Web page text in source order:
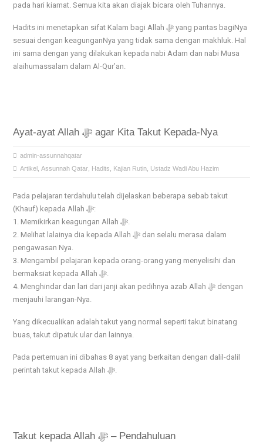
pada hari kiamat. Semua kita akan diajak bicara oleh Tuhannya.
Hadits ini menetapkan sifat Kalam bagi Allah ﷻ yang pantas bagiNya
sesuai dengan keagunganNya yang tidak sama dengan makhluk. Hal
ini sama dengan yang dilakukan kepada nabi Adam dan nabi Musa
alaihumassalam dalam Al-Qur’an.
Ayat-ayat Allah ﷻ agar Kita Takut Kepada-Nya
admin-assunnahqatar
Artikel ,Assunnah Qatar Hadits Kajian Rutin Ustadz Wadi Abu Hazim
Pada pelajaran terdahulu telah dijelaskan beberapa sebab takut
(Khauf) kepada Allah ﷻ:
1. Memikirkan keagungan Allah ﷻ.
2. Melihat lalainya dia kepada Allah ﷻ dan selalu merasa dalam
pengawasan Nya.
3. Mengambil pelajaran kepada orang-orang yang menyelisihi dan
bermaksiat kepada Allah ﷻ.
4. Menghindar dan lari dari janji akan pedihnya azab Allah ﷻ dengan
menjauhi larangan-Nya.
Yang dikecualikan adalah takut yang normal seperti takut binatang
buas, takut dipatuk ular dan lainnya.
Pada pertemuan ini dibahas 8 ayat yang berkaitan dengan dalil-dalil
perintah takut kepada Allah ﷻ.
Takut kepada Allah ﷻ – Pendahuluan